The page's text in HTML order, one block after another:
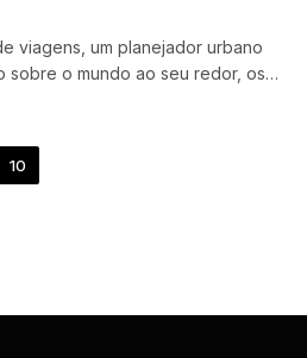
viagens, um planejador urbano
sobre o mundo ao seu redor, os…
10